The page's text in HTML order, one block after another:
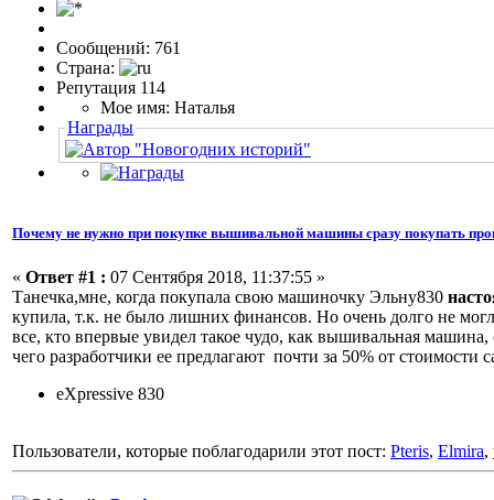
Сообщений: 761
Страна:
Репутация 114
Мое имя: Наталья
Награды
Почему не нужно при покупке вышивальной машины сразу покупать
« Ответ #1 : 07 Сентября 2018, 11:37:55 »
Танечка,мне, когда покупала свою машиночку Эльну830
купила, т.к. не было лишних финансов. Но очень долго не
все, кто впервые увидел такое чудо, как вышивальная
чего разработчики ее предлагают почти за 50% от
eXpressive 830
Пользователи, которые поблагодарили этот пост: Pteris, Elmira,